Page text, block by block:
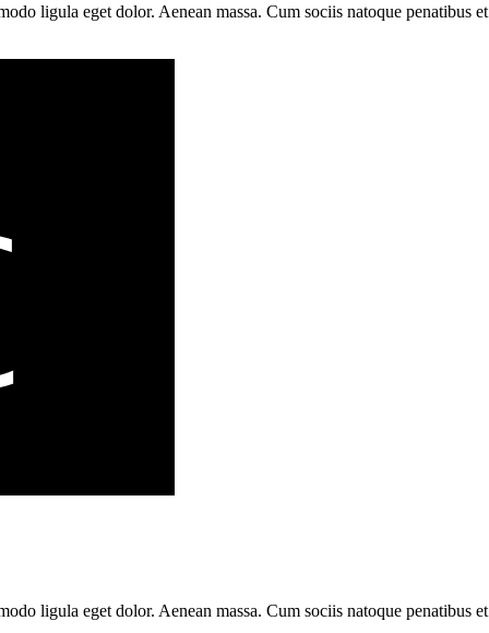
ligula eget dolor. Aenean massa. Cum sociis natoque penatibus
ligula eget dolor. Aenean massa. Cum sociis natoque penatibus